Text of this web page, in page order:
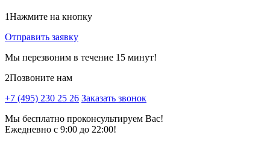
1Нажмите на кнопку
Отправить заявку
Мы перезвоним в течение 15 минут!
2Позвоните нам
+7 (495) 230 25 26 Заказать звонок
Мы бесплатно проконсультируем Вас!
Ежедневно с 9:00 до 22:00!